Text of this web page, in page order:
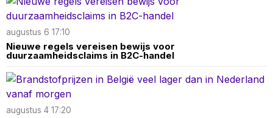
augustus 6 17:10
Nieuwe regels vereisen bewijs voor
duurzaamheidsclaims in B2C-handel
augustus 4 17:20